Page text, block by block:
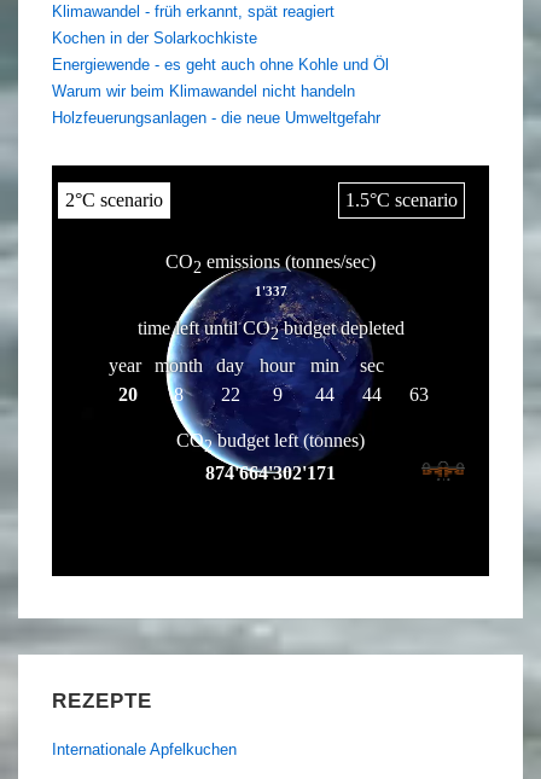
Klimawandel - früh erkannt, spät reagiert
Kochen in der Solarkochkiste
Energiewende - es geht auch ohne Kohle und Öl
Warum wir beim Klimawandel nicht handeln
Holzfeuerungsanlagen - die neue Umweltgefahr
REZEPTE
Internationale Apfelkuchen